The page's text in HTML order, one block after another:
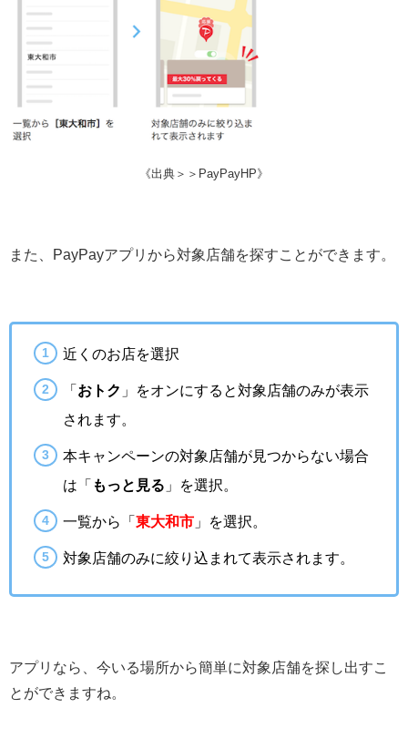
《出典＞＞PayPayHP》
また、PayPayアプリから対象店舗を探すことができます。
近くのお店を選択
「 おトク 」をオンにすると対象店舗のみが表示
されます。
本キャンペーンの対象店舗が見つからない場合
は「 もっと見る 」を選択。
一覧から「 東大和市 」を選択。
対象店舗のみに絞り込まれて表示されます。
アプリなら、今いる場所から簡単に対象店舗を探し出すこ
とができますね。